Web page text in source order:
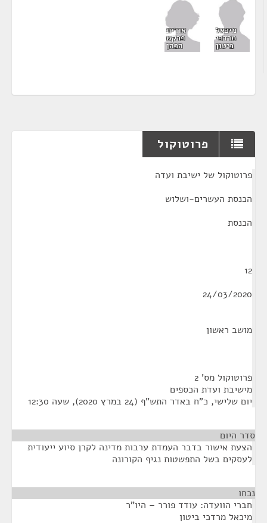
מיכאל
מרדכי
ביטון
אורית
פרקש
הכהן
פרוטוקול
פרוטוקול של ישיבת ועדה
הכנסת העשרים-ושלוש
הכנסת
12
24/03/2020
מושב ראשון
פרוטוקול מס' 2
מישיבת ועדת הכספים
יום שלישי, כ"ח באדר התש"ף (24 במרץ 2020), שעה 12:30
סדר היום
הצעת אישור בדבר העמדת ערבות מדינה לקרן סיוע ייעודית
לעסקים בשל התפשטות נגיף הקורונה
נכחו
חברי הוועדה: עודד פורר – היו"ר
מיכאל מרדכי ביטון